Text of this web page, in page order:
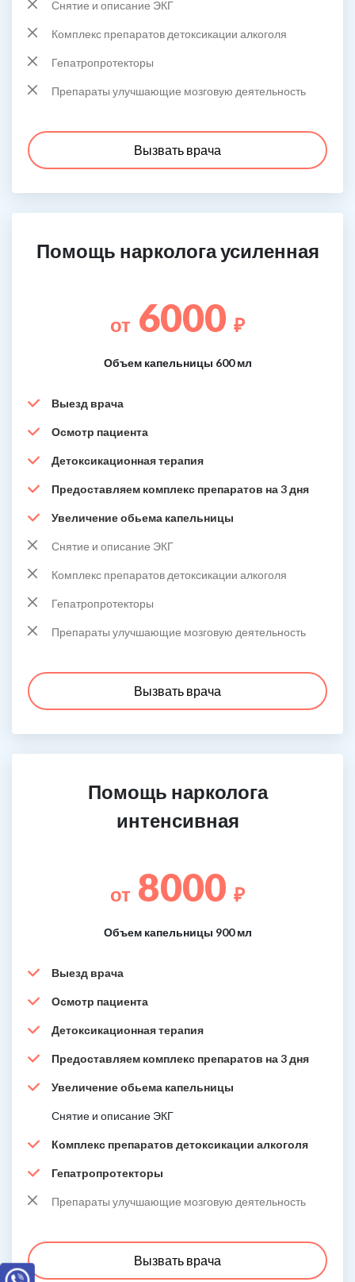
Снятие и описание ЭКГ
Комплекс препаратов детоксикации алкоголя
Гепатропротекторы
Препараты улучшающие мозговую деятельность
Вызвать врача
Помощь нарколога усиленная
от 6000 ₽
Объем капельницы 600 мл
Выезд врача
Осмотр пациента
Детоксикационная терапия
Предоставляем комплекс препаратов на 3 дня
Увеличение обьема капельницы
Снятие и описание ЭКГ
Комплекс препаратов детоксикации алкоголя
Гепатропротекторы
Препараты улучшающие мозговую деятельность
Вызвать врача
Помощь нарколога
интенсивная
от 8000 ₽
Объем капельницы 900 мл
Выезд врача
Осмотр пациента
Детоксикационная терапия
Предоставляем комплекс препаратов на 3 дня
Увеличение обьема капельницы
Снятие и описание ЭКГ
Комплекс препаратов детоксикации алкоголя
Гепатропротекторы
Препараты улучшающие мозговую деятельность
Вызвать врача